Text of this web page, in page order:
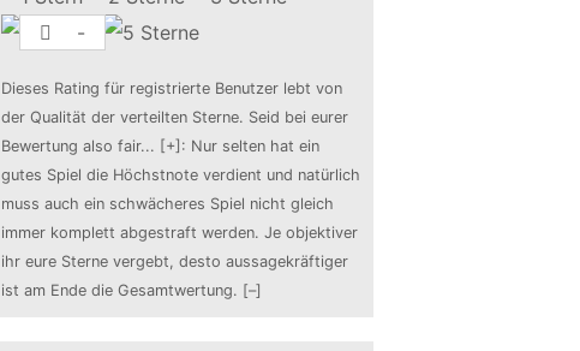
-
Dieses Rating für registrierte Benutzer lebt von
der Qualität der verteilten Sterne. Seid bei eurer
Bewertung also fair... [+] : Nur selten hat ein
gutes Spiel die Höchstnote verdient und natürlich
muss auch ein schwächeres Spiel nicht gleich
immer komplett abgestraft werden. Je objektiver
ihr eure Sterne vergebt, desto aussagekräftiger
ist am Ende die Gesamtwertung. [–]